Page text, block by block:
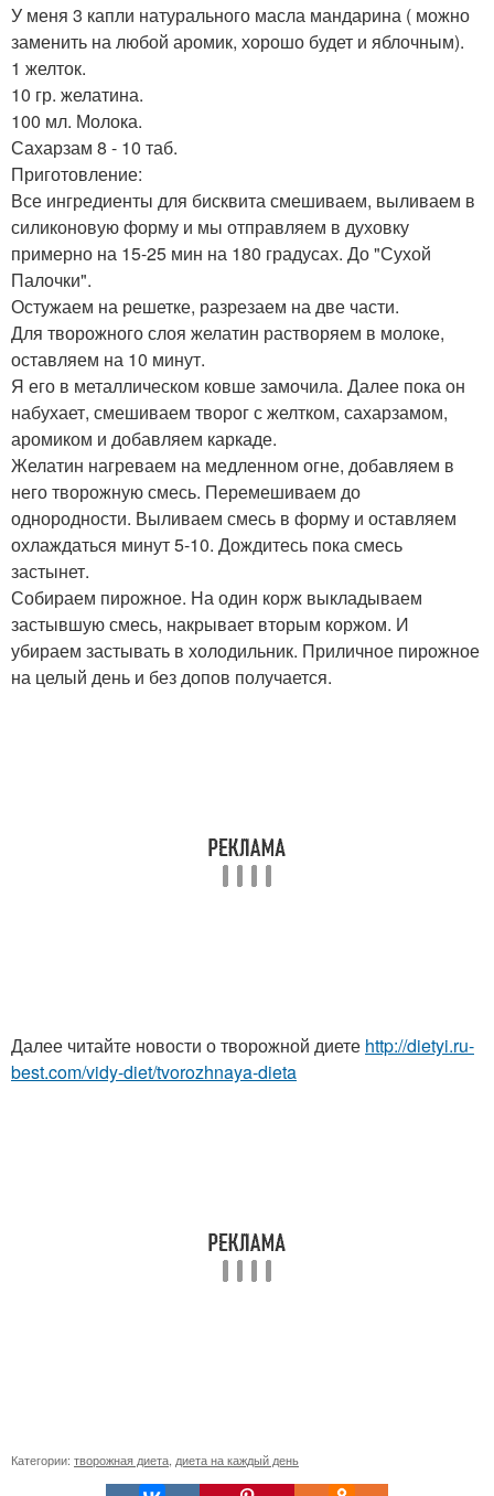
У меня 3 капли натурального масла мандарина ( можно
заменить на любой аромик, хорошо будет и яблочным).
1 желток.
10 гр. желатина.
100 мл. Молока.
Сахарзам 8 - 10 таб.
Приготовление:
Все ингредиенты для бисквита смешиваем, выливаем в
силиконовую форму и мы отправляем в духовку
примерно на 15-25 мин на 180 градусах. До "Сухой
Палочки".
Остужаем на решетке, разрезаем на две части.
Для творожного слоя желатин растворяем в молоке,
оставляем на 10 минут.
Я его в металлическом ковше замочила. Далее пока он
набухает, смешиваем творог с желтком, сахарзамом,
аромиком и добавляем каркаде.
Желатин нагреваем на медленном огне, добавляем в
него творожную смесь. Перемешиваем до
однородности. Выливаем смесь в форму и оставляем
охлаждаться минут 5-10. Дождитесь пока смесь
застынет.
Собираем пирожное. На один корж выкладываем
застывшую смесь, накрывает вторым коржом. И
убираем застывать в холодильник. Приличное пирожное
на целый день и без допов получается.
Далее читайте новости о творожной диете http://dietyi.ru-
best.com/vidy-diet/tvorozhnaya-dieta
Категории: творожная диета диета на каждый день